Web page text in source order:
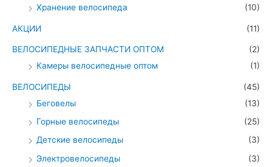
Хранение велосипеда
(10)
АКЦИИ (11)
ВЕЛОСИПЕДНЫЕ ЗАПЧАСТИ ОПТОМ
(2)
Камеры велосипедные оптом
(1)
ВЕЛОСИПЕДЫ
(45)
Беговелы
(13)
Горные велосипеды
(25)
Детские велосипеды
(3)
Электровелосипеды
(3)